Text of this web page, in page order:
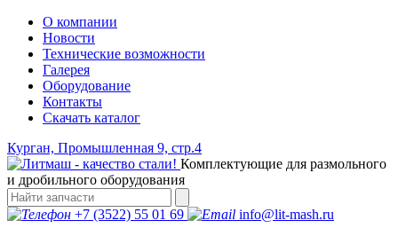
О компании
Новости
Технические возможности
Галерея
Оборудование
Контакты
Скачать каталог
Курган, Промышленная 9, стр.4
Комплектующие для размольного
и дробильного оборудования
+7 (3522) 55 01 69
info@lit-mash.ru